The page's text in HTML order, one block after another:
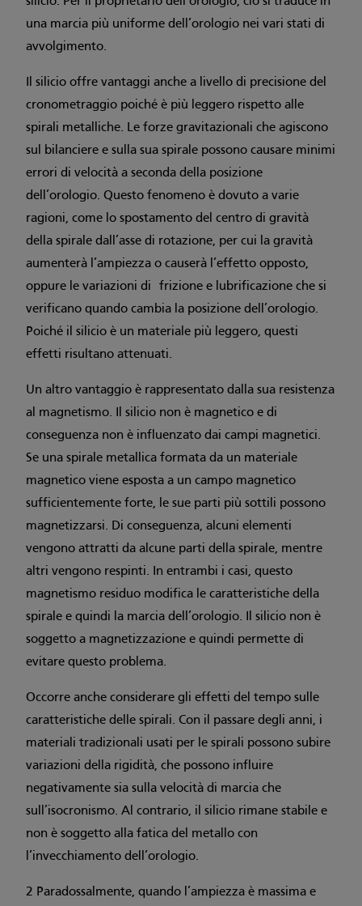
una marcia più uniforme dell’orologio nei vari stati di
avvolgimento.
Il silicio offre vantaggi anche a livello di precisione del
cronometraggio poiché è più leggero rispetto alle
spirali metalliche. Le forze gravitazionali che agiscono
sul bilanciere e sulla sua spirale possono causare minimi
errori di velocità a seconda della posizione
dell’orologio. Questo fenomeno è dovuto a varie
ragioni, come lo spostamento del centro di gravità
della spirale dall’asse di rotazione, per cui la gravità
aumenterà l’ampiezza o causerà l’effetto opposto,
oppure le variazioni di frizione e lubrificazione che si
verificano quando cambia la posizione dell’orologio.
Poiché il silicio è un materiale più leggero, questi
effetti risultano attenuati.
Un altro vantaggio è rappresentato dalla sua resistenza
al magnetismo. Il silicio non è magnetico e di
conseguenza non è influenzato dai campi magnetici.
Se una spirale metallica formata da un materiale
magnetico viene esposta a un campo magnetico
sufficientemente forte, le sue parti più sottili possono
magnetizzarsi. Di conseguenza, alcuni elementi
vengono attratti da alcune parti della spirale, mentre
altri vengono respinti. In entrambi i casi, questo
magnetismo residuo modifica le caratteristiche della
spirale e quindi la marcia dell’orologio. Il silicio non è
soggetto a magnetizzazione e quindi permette di
evitare questo problema.
Occorre anche considerare gli effetti del tempo sulle
caratteristiche delle spirali. Con il passare degli anni, i
materiali tradizionali usati per le spirali possono subire
variazioni della rigidità, che possono influire
negativamente sia sulla velocità di marcia che
sull’isocronismo. Al contrario, il silicio rimane stabile e
non è soggetto alla fatica del metallo con
l’invecchiamento dell’orologio.
2 Paradossalmente, quando l’ampiezza è massima e